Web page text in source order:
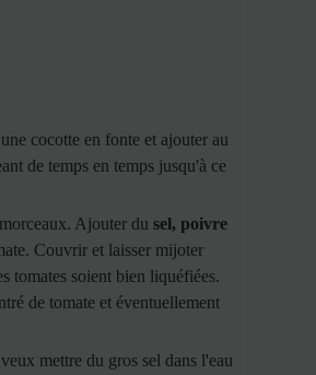
cocotte en fonte et ajouter au
de temps en temps jusqu'à ce
Ajouter du sel, poivre
Couvrir et laisser mijoter
tomates soient bien liquéfiées.
de tomate et éventuellement
mettre du gros sel dans l'eau